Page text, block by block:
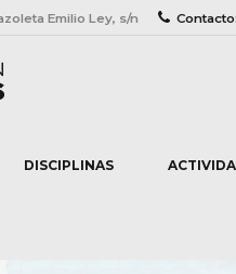
Emilio Ley, s/n Contacto:
DISCIPLINAS